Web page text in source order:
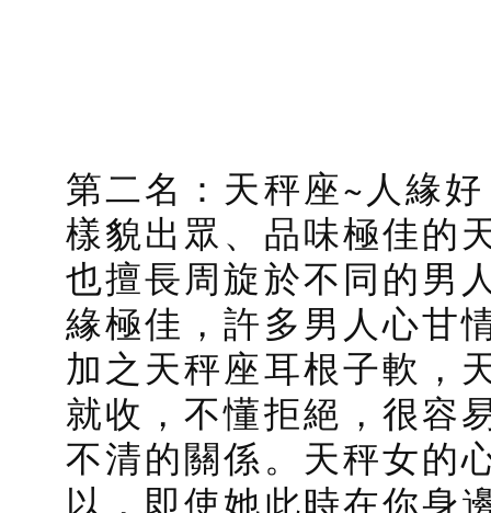
第二名：天秤座~人緣
樣貌出眾、品味極佳的
也擅長周旋於不同的男
緣極佳，許多男人心甘
加之天秤座耳根子軟，
就收，不懂拒絕，很容
不清的關係。天秤女的
以，即使她此時在你身